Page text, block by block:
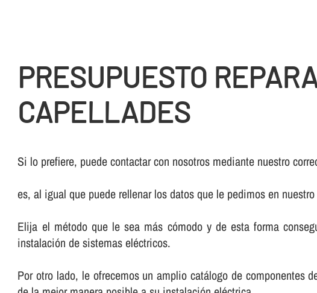
PRESUPUESTO
CAPELLADES
Si lo prefiere, puede contactar con nosotros mediante nuestro
es, al igual que puede rellenar los datos que le pedimos en
Elija el método que le sea más cómodo y de esta forma
instalación de sistemas eléctricos.
Por otro lado, le ofrecemos un amplio catálogo de componentes